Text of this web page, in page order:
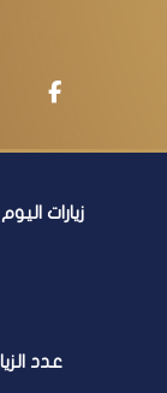
زيارات
عدد